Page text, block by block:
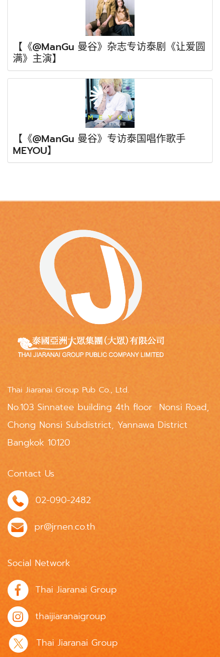
【《@ManGu 曼谷》杂志专访泰剧《让爱圆
满》主演】
【《@ManGu 曼谷》专访泰国唱作歌手
MEYOU】
Thai Jiaranai Group Pub Co., Ltd.
No.103 Sinnatee building 4th floor Nonsi Road,
Chong Nonsi Subdistrict, Yannawa District
Bangkok 10120
Contact Us
02-090-2482
pr@jrnen.co.th
Social Network
Thai Jiaranai Group
thaijiaranaigroup
Thai Jiaranai Group